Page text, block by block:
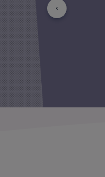
Précédent